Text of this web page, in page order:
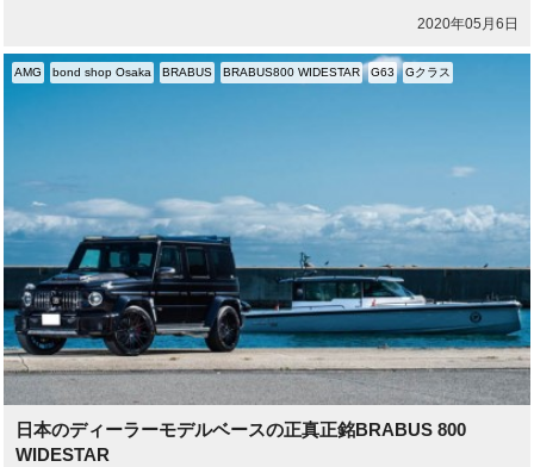
2020年05月6日
日本のディーラーモデルベースの正真正銘BRABUS 800
WIDESTAR
AMG bond shop Osaka BRABUS BRABUS800 WIDESTAR G63 Gクラス